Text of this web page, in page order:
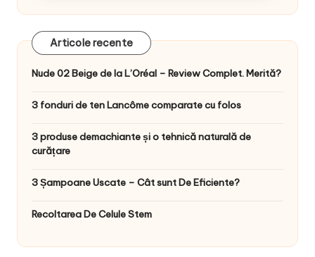
Articole recente
Nude 02 Beige de la L’Oréal – Review Complet. Merită?
3 fonduri de ten Lancôme comparate cu folos
3 produse demachiante și o tehnică naturală de
curățare
3 Șampoane Uscate – Cât sunt De Eficiente?
Recoltarea De Celule Stem